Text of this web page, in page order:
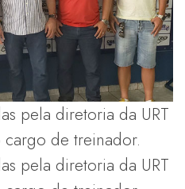
pela diretoria da URT
de treinador.
pela diretoria da URT